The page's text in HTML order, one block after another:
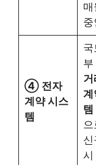
매
중
④ 전자
계약 시스
템
국
부
거
계
템
시